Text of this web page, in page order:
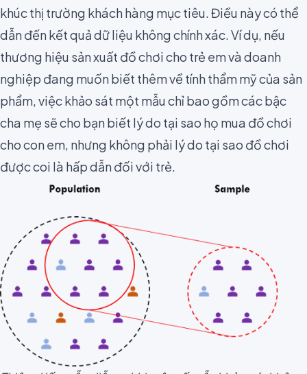
khúc thị trường khách hàng mục tiêu. Điều này có thể
dẫn đến kết quả dữ liệu không chính xác. Ví dụ, nếu
thương hiệu sản xuất đồ chơi cho trẻ em và doanh
nghiệp đang muốn biết thêm về tính thẩm mỹ của sản
phẩm, việc khảo sát một mẫu chỉ bao gồm các bậc
cha mẹ sẽ cho bạn biết lý do tại sao họ mua đồ chơi
cho con em, nhưng không phải lý do tại sao đồ chơi
được coi là hấp dẫn đối với trẻ.